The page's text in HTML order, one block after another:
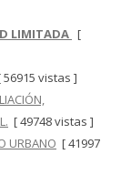
LIMITADA [
56915 vistas ]
[ 49748 vistas ]
URBANO [ 41997